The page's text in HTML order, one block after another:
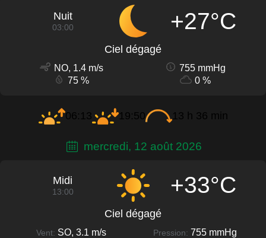
Nuit
03:00 +27°C
Ciel dégagé
NO, 1.4 m/s
755 mmHg
75 %
0 %
06:13 19:50 13 h 36 min
mercredi, 12 août 2026
Midi
13:00 +33°C
Ciel dégagé
Vent: SO, 3.1 m/s Pression: 755 mmHg